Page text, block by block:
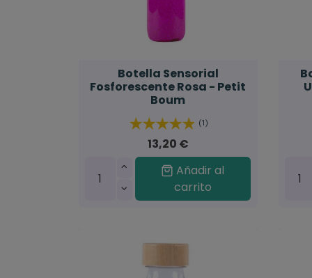
Botella Sensorial
Fosforescente Rosa - Petit
Boum
(1)
13,20 €
Añadir al
carrito